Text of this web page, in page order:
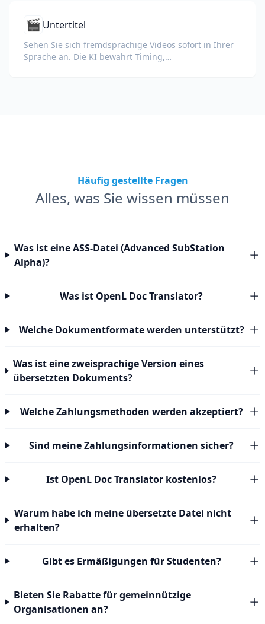
🎬 Untertitel
Sehen Sie sich fremdsprachige Videos sofort in Ihrer
Sprache an. Die KI bewahrt Timing,
Häufig gestellte Fragen
Alles, was Sie wissen müssen
Was ist eine ASS-Datei (Advanced SubStation
Alpha)?
Was ist OpenL Doc Translator?
Welche Dokumentformate werden unterstützt?
Was ist eine zweisprachige Version eines
übersetzten Dokuments?
Welche Zahlungsmethoden werden akzeptiert?
Sind meine Zahlungsinformationen sicher?
Ist OpenL Doc Translator kostenlos?
Warum habe ich meine übersetzte Datei nicht
erhalten?
Gibt es Ermäßigungen für Studenten?
Bieten Sie Rabatte für gemeinnützige
Organisationen an?